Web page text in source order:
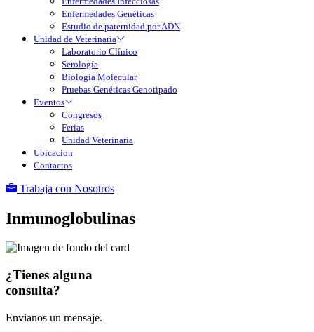
Enfermedades Genéticas
Estudio de paternidad por ADN
Unidad de Veterinaria
Laboratorio Clínico
Serología
Biología Molecular
Pruebas Genéticas Genotipado
Eventos
Congresos
Ferias
Unidad Veterinaria
Ubicacion
Contactos
Trabaja con Nosotros
Inmunoglobulinas
¿Tienes alguna
consulta?
Envianos un mensaje.